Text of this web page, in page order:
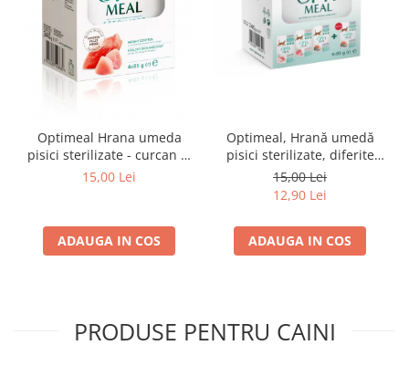
Optimeal Hrana umeda
pisici sterilizate - curcan si
pui in sos, set 3+1,
15,00 Lei
ADAUGA IN COS
Optimeal, Hrană umedă
pisici sterilizate, diferite
arome, (3+1), 0.34kg
15,00 Lei
12,90 Lei
ADAUGA IN COS
PRODUSE PENTRU CAINI